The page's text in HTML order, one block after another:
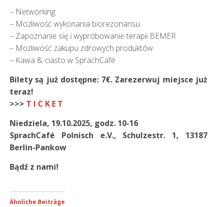
– Networking
– Możliwość wykonania biorezonansu.
– Zapoznanie się i wypróbowanie terapii BEMER
– Możliwość zakupu zdrowych produktów
– Kawa & ciasto w SprachCafé
Bilety są już dostępne: 7€. Zarezerwuj miejsce już
teraz!
>>> T I C K E T
Niedziela, 19.10.2025, godz. 10-16
SprachCafé Polnisch e.V., Schulzestr. 1, 13187
Berlin-Pankow
Bądź z nami!
Ähnliche Beiträge